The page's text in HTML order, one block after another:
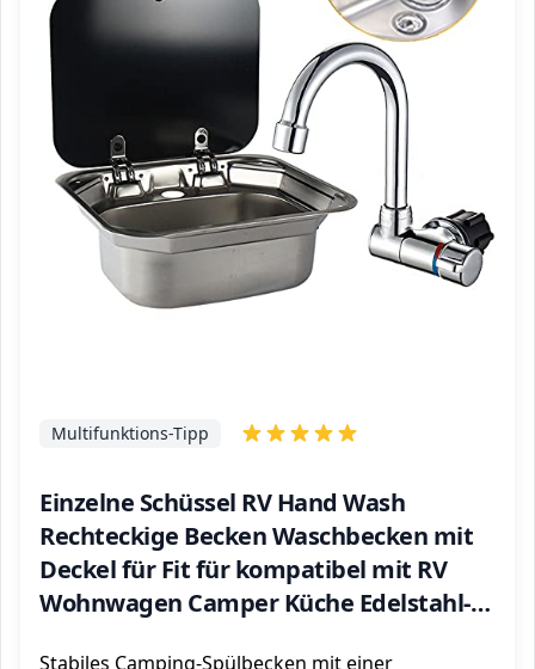
Einzelne Schüssel RV Hand Wash
Rechteckige Becken Waschbecken mit
Deckel für Fit für kompatibel mit RV
Wohnwagen Camper Küche Edelstahl-
Multifunktions-Tipp
Stabiles Camping-Spülbecken mit einer